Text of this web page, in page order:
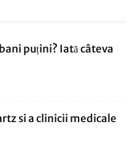
puțini? Iată câteva
si a clinicii medicale